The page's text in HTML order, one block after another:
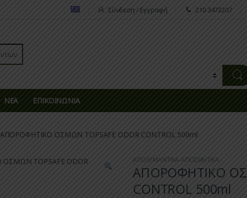
Σύνδεση / Εγγραφή 210 3473207
ΝΕΑ ΕΠΙΚΟΙΝΩΝΙΑ
ΑΠΟΡΟΦΗΤΙΚΟ ΟΣΜΩΝ TOPSAFE ODOR CONTROL 500ml
ΑΠΟΛΥΜΑΝΤΙΚΑ-ΑΠΟΣΜΗΤΙΚΑ
ΑΠΟΡΟΦΗΤΙΚΟ
CONTROL 500ml